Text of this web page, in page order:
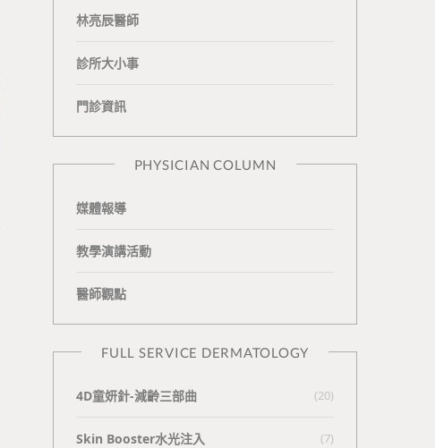
b
k
n
e
林亮辰醫師
診所大小事
門診資訊
PHYSICIAN COLUMN
媒體報導
教學演講活動
醫師觀點
FULL SERVICE DERMATOLOGY
4D童妍針-減齡三部曲 (20)
Skin Booster水光注入 (7)